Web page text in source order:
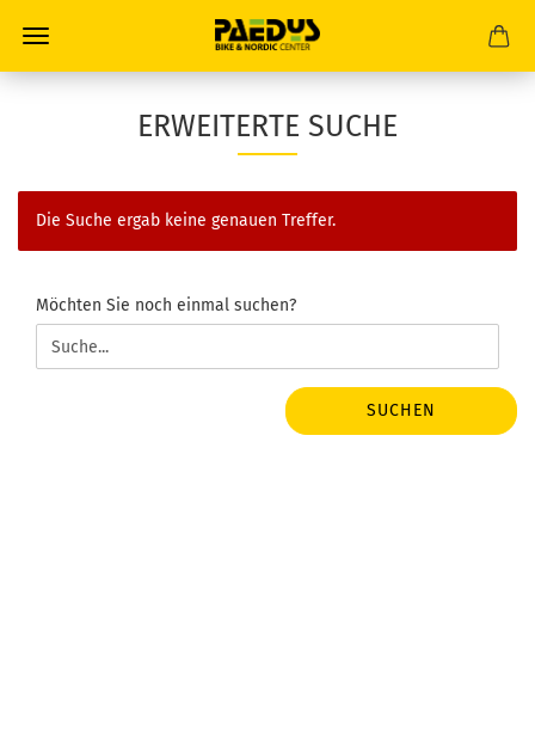
ERWEITERTE SUCHE
Die Suche ergab keine genauen Treffer.
MÖCHTEN
SIE
NOCH
EINMAL
Möchten Sie noch einmal suchen?
SUCHEN